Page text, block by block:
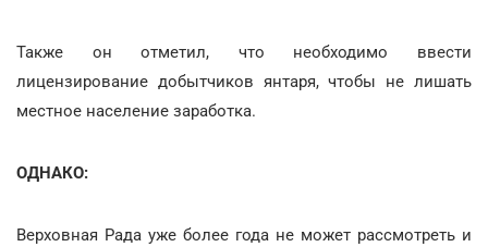
Также он отметил, что необходимо ввести
лицензирование добытчиков янтаря, чтобы не лишать
местное население заработка.
ОДНАКО:
Верховная Рада уже более года не может рассмотреть и